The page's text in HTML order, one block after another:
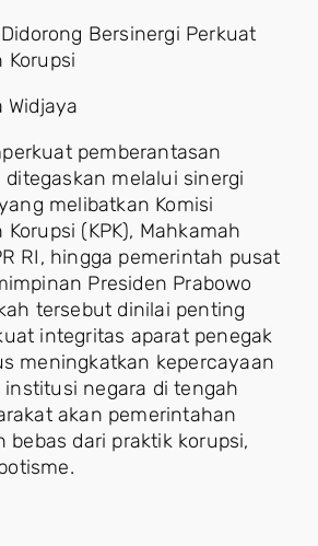
Bersinergi Perkuat
Korupsi
Widjaya
pemberantasan
ditegaskan melalui sinergi
melibatkan Komisi
(KPK), Mahkamah
RI, hingga pemerintah pusat
Presiden Prabowo
tersebut dinilai penting
integritas aparat penegak
meningkatkan kepercayaan
negara di tengah
akan pemerintahan
bebas dari praktik korupsi,